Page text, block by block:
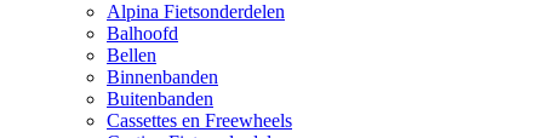
Alpina Fietsonderdelen
Balhoofd
Bellen
Binnenbanden
Buitenbanden
Cassettes en Freewheels